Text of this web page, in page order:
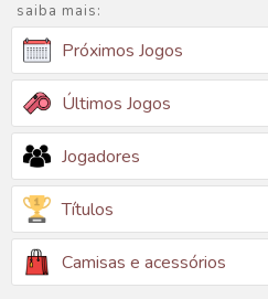
saiba mais:
Próximos Jogos
Últimos Jogos
Jogadores
Títulos
Camisas e acessórios